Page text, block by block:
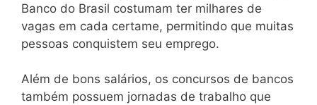
Banco do Brasil costumam ter milhares de
vagas em cada certame, permitindo que muitas
pessoas conquistem seu emprego.
Além de bons salários, os concursos de bancos
também possuem jornadas de trabalho que